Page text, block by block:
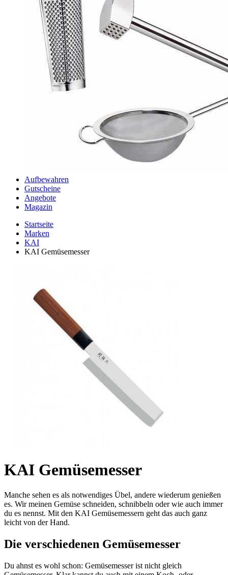
Aufbewahren
Gutscheine
Angebote
Magazin
Startseite
Marken
KAI
KAI Gemüsemesser
KAI Gemüsemesser
Manche sehen es als notwendiges Übel, andere wiederum genießen
es. Wir meinen Gemüse schneiden, schnibbeln oder wie auch immer
du es nennst. Mit den KAI Gemüsemessern geht das auch ganz
leicht von der Hand.
Die verschiedenen Gemüsemesser
Du ahnst es wohl schon: Gemüsemesser ist nicht gleich